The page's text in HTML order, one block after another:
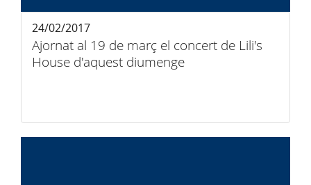
Ajornat al 19 de març el concert de Lili's
House d'aquest diumenge
24/02/2017